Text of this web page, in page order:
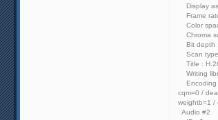
Display
Frame
Color
Chroma
Bit depth
Scan type
Title :
Writing
Encoding
cqm=0 /
weightb=1 /
Audio #2